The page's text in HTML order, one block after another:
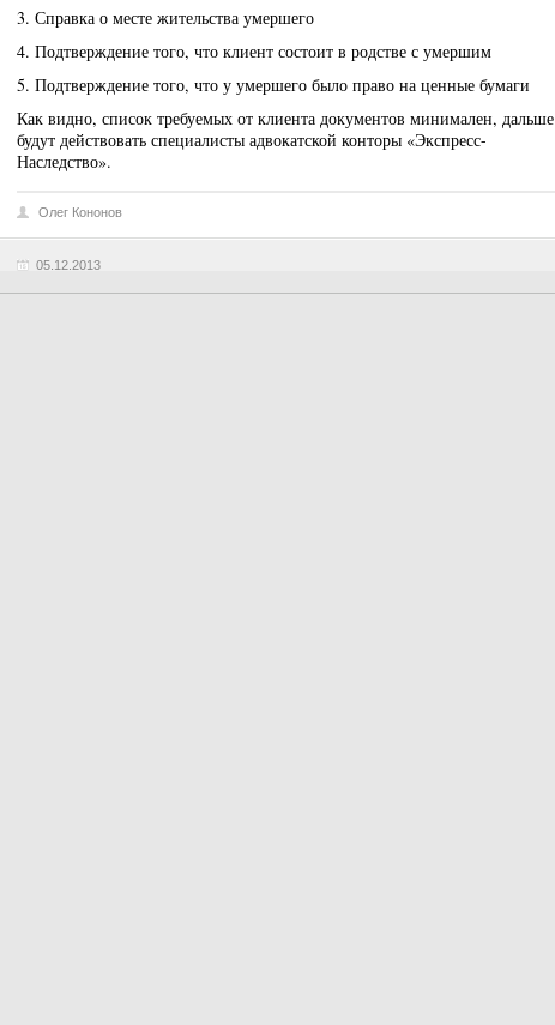
3. Справка о месте жительства умершего
4. Подтверждение того, что клиент состоит в родстве с умершим
5. Подтверждение того, что у умершего было право на ценные бумаги
Как видно, список требуемых от клиента документов минимален, дальше
будут действовать специалисты адвокатской конторы «Экспресс-
Наследство».
05.12.2013
Олег Кононов